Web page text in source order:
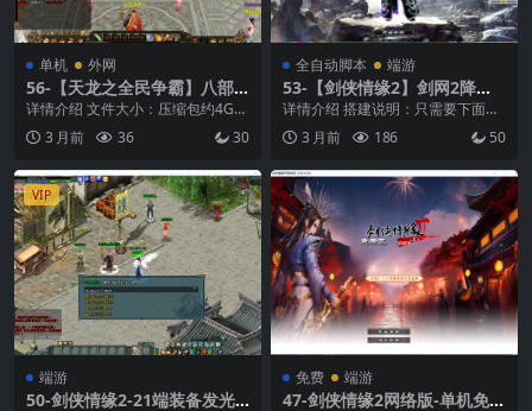
单机 外网
56-【天龙之全民争霸】八部
天龙怀旧版本+VM单机一键端
+Linux本地学习手工端+语音
视频教程+GM工具
详情介绍 文件大小：压缩包约4G
支持系统：win7、win10、win11
硬...3 月前 36 30
全自动脚本 端游
53-【剑侠情缘2】剑网2降龙
版+Linux系统+工具+注册网站
+客户端+一键全自动搭建脚本
详情介绍 搭建说明：只需要下面一
条命令，全程自动搭建游戏 支持系
统：centos...
3 月前 186 50
VIP
端游
50-剑侠情缘2-21端装备发光+
免费 端游
47-剑侠情缘2网络版-单机免费